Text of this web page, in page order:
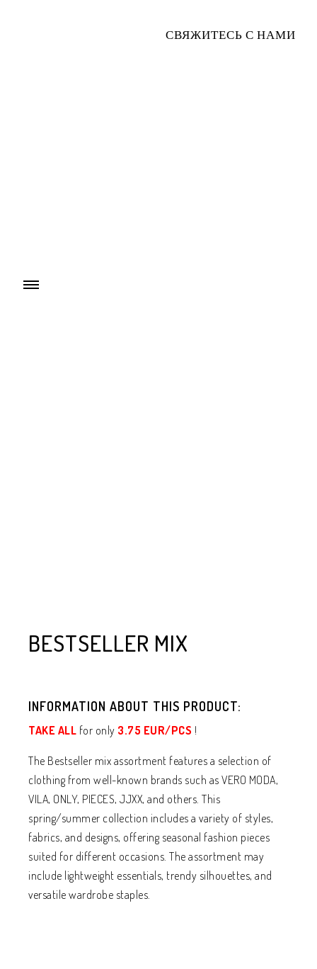
СВЯЖИТЕСЬ С НАМИ
BESTSELLER MIX
INFORMATION ABOUT THIS PRODUCT:
TAKE ALL for only 3.75 EUR/PCS !
The Bestseller mix assortment features a selection of
clothing from well-known brands such as VERO MODA,
VILA, ONLY, PIECES, JJXX, and others. This
spring/summer collection includes a variety of styles,
fabrics, and designs, offering seasonal fashion pieces
suited for different occasions. The assortment may
include lightweight essentials, trendy silhouettes, and
versatile wardrobe staples.